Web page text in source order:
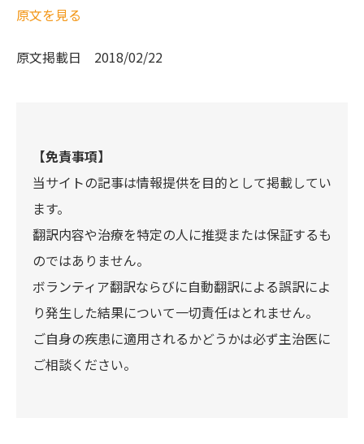
原文を見る
原文掲載日 2018/02/22
【免責事項】
当サイトの記事は情報提供を目的として掲載してい
ます。
翻訳内容や治療を特定の人に推奨または保証するも
のではありません。
ボランティア翻訳ならびに自動翻訳による誤訳によ
り発生した結果について一切責任はとれません。
ご自身の疾患に適用されるかどうかは必ず主治医に
ご相談ください。